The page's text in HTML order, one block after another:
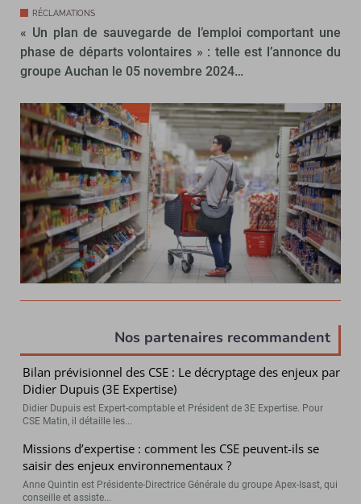
RÉCLAMATIONS
« Un plan de sauvegarde de l’emploi comportant une
phase de départs volontaires » : telle est l’annonce du
groupe Auchan le 05 novembre 2024…
Nos partenaires recommandent
Bilan prévisionnel des CSE : Le décryptage des enjeux par
Didier Dupuis (3E Expertise)
Didier Dupuis est Expert-comptable et Président de 3E Expertise. Pour
CSE Matin, il détaille les...
Missions d’expertise : comment les CSE peuvent-ils se
saisir des enjeux environnementaux ?
Anne Quintin est Présidente-Directrice Générale du groupe Apex-Isast, qui
conseille et assiste...